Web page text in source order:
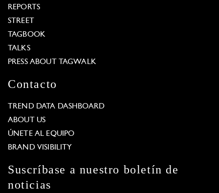
REPORTS
STREET
TAGBOOK
TALKS
PRESS ABOUT TAGWALK
Contacto
TREND DATA DASHBOARD
ABOUT US
ÚNETE AL EQUIPO
BRAND VISIBILITY
Suscríbase a nuestro boletín de
noticias